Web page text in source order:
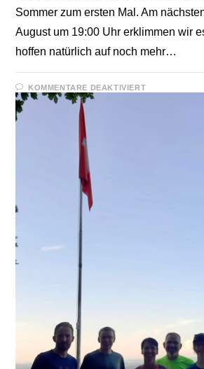
Sommer zum ersten Mal. Am
August um 19:00 Uhr erklimmen wir
hoffen natürlich auf noch mehr…
KOMMENTARE DEAKTIVIERTFÜR
1000ER